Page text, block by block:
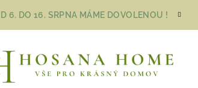
6. DO 16. SRPNA MÁME DOVOLENOU !